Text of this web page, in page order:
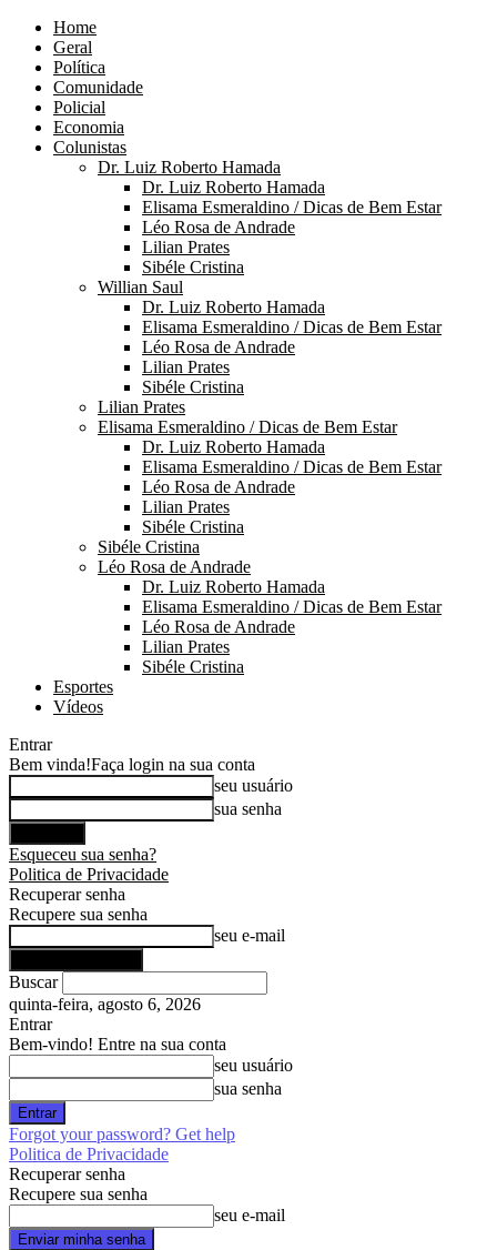
Home
Geral
Política
Comunidade
Policial
Economia
Colunistas
Dr. Luiz Roberto Hamada
Dr. Luiz Roberto Hamada
Elisama Esmeraldino / Dicas de Bem Estar
Léo Rosa de Andrade
Lilian Prates
Sibéle Cristina
Willian Saul
Dr. Luiz Roberto Hamada
Elisama Esmeraldino / Dicas de Bem Estar
Léo Rosa de Andrade
Lilian Prates
Sibéle Cristina
Lilian Prates
Elisama Esmeraldino / Dicas de Bem Estar
Dr. Luiz Roberto Hamada
Elisama Esmeraldino / Dicas de Bem Estar
Léo Rosa de Andrade
Lilian Prates
Sibéle Cristina
Sibéle Cristina
Léo Rosa de Andrade
Dr. Luiz Roberto Hamada
Elisama Esmeraldino / Dicas de Bem Estar
Léo Rosa de Andrade
Lilian Prates
Sibéle Cristina
Esportes
Vídeos
Entrar
Bem vinda!Faça login na sua conta
seu usuário
sua senha
Esqueceu sua senha?
Politica de Privacidade
Recuperar senha
Recupere sua senha
seu e-mail
Buscar
quinta-feira, agosto 6, 2026
Entrar
Bem-vindo! Entre na sua conta
seu usuário
sua senha
Forgot your password? Get help
Politica de Privacidade
Recuperar senha
Recupere sua senha
seu e-mail